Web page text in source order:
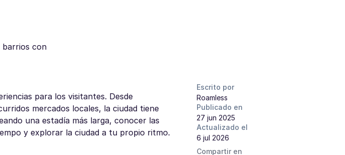
barrios con
para los visitantes. Desde
mercados locales, la ciudad tiene
una estadía más larga, conocer las
y explorar la ciudad a tu propio ritmo.
Escrito por
Roamless
Publicado en
27 jun 2025
Actualizado el
6 jul 2026
Compartir en